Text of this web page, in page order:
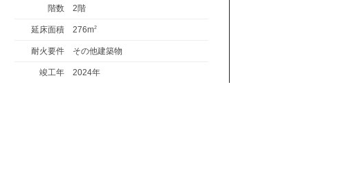
階数 2階
延床面積 276m2
耐火要件 その他建築物
竣工年 2024年